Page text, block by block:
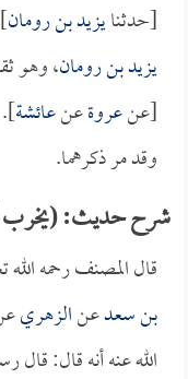
[حدثنايزيد بن رومان
يزيد بن رومان، وهو
[عنعروةعنعائشة].
وقد مر ذكرهما.
شرح حديث: (يخرب
قال المصنف رحمه الله
بن سعدعنالزهري
الله عنه أنه قال: قال